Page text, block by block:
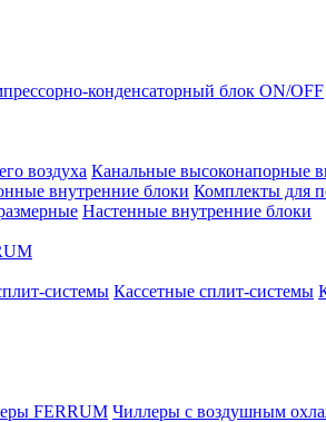
конденсаторный блок ON/OFF
воздуха Канальные высоконапорные
внутренние блоки Комплекты для
Настенные внутренние блоки
системы Кассетные сплит-системы
FERRUM Чиллеры с воздушным